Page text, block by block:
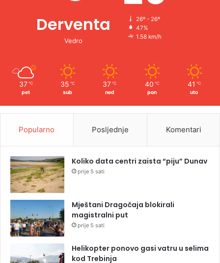
Derventa
Vedro
26º - 26º
47%
1.58 km/h
37 ℃
pet
35 ℃
sub
37 ℃
ned
40 ℃
pon
41 ℃
uto
Popularno Posljednje Komentari
Koliko data centri zaista “piju” Dunav
prije 5 sati
Mještani Dragočaja blokirali
magistralni put
prije 5 sati
Helikopter ponovo gasi vatru u selima
kod Trebinja